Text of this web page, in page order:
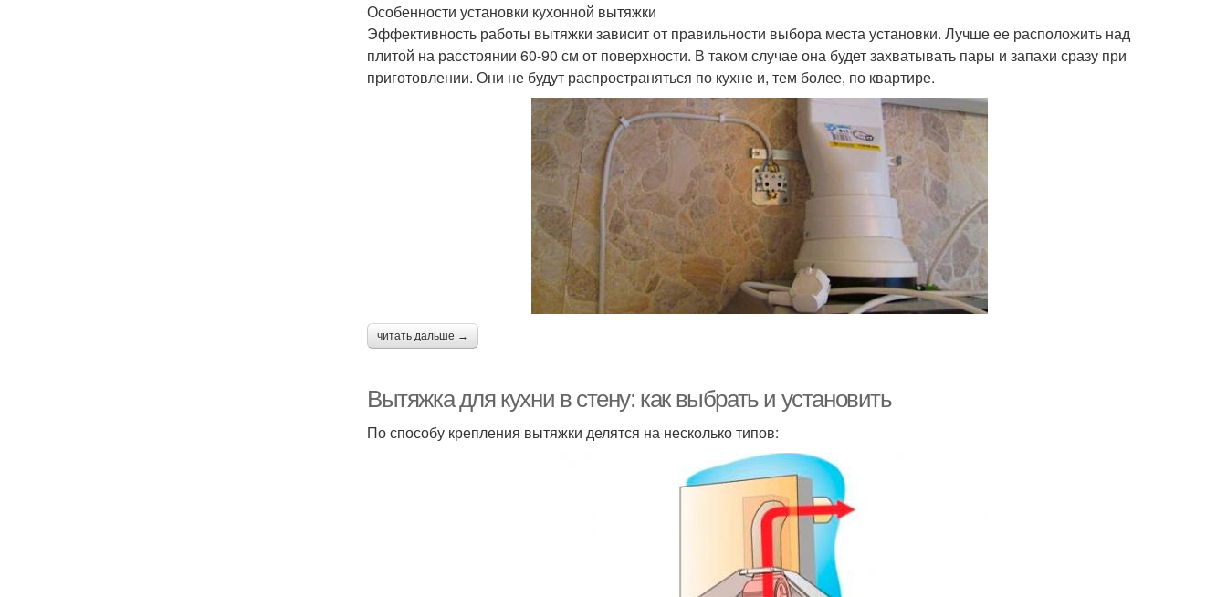
Особенности установки кухонной вытяжки
Эффективность работы вытяжки зависит от правильности выбора места установки. Лучше ее расположить над
плитой на расстоянии 60-90 см от поверхности. В таком случае она будет захватывать пары и запахи сразу при
приготовлении. Они не будут распространяться по кухне и, тем более, по квартире.
читать дальше →
Вытяжка для кухни в стену: как выбрать и установить
По способу крепления вытяжки делятся на несколько типов: